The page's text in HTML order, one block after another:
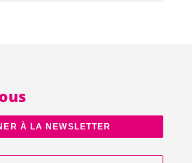
À LA NEWSLETTER